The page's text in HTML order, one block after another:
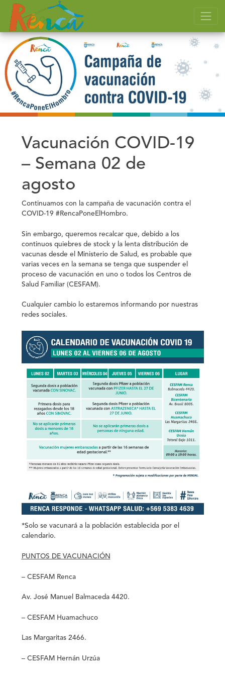
Vacunación COVID-19
– Semana 02 de
agosto
Continuamos con la campaña de vacunación contra el
COVID-19 #RencaPoneElHombro.
Sin embargo, queremos recalcar que, debido a los
continuos quiebres de stock y la lenta distribución de
vacunas desde el Ministerio de Salud, es probable que
varias veces en la semana se tenga que suspender el
proceso de vacunación en uno o todos los Centros de
Salud Familiar (CESFAM).
Cualquier cambio lo estaremos informando por nuestras
redes sociales.
*Solo se vacunará a la población establecida por el
calendario.
PUNTOS DE VACUNACIÓN
– CESFAM Renca
Av. José Manuel Balmaceda 4420.
– CESFAM Huamachuco
Las Margaritas 2466.
– CESFAM Hernán Urzúa